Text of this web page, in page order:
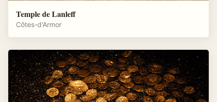
Temple de Lanleff
Côtes-d'Armor